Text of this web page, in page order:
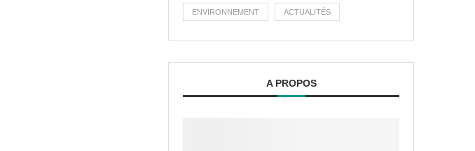
ENVIRONNEMENT ACTUALITÉS
A PROPOS